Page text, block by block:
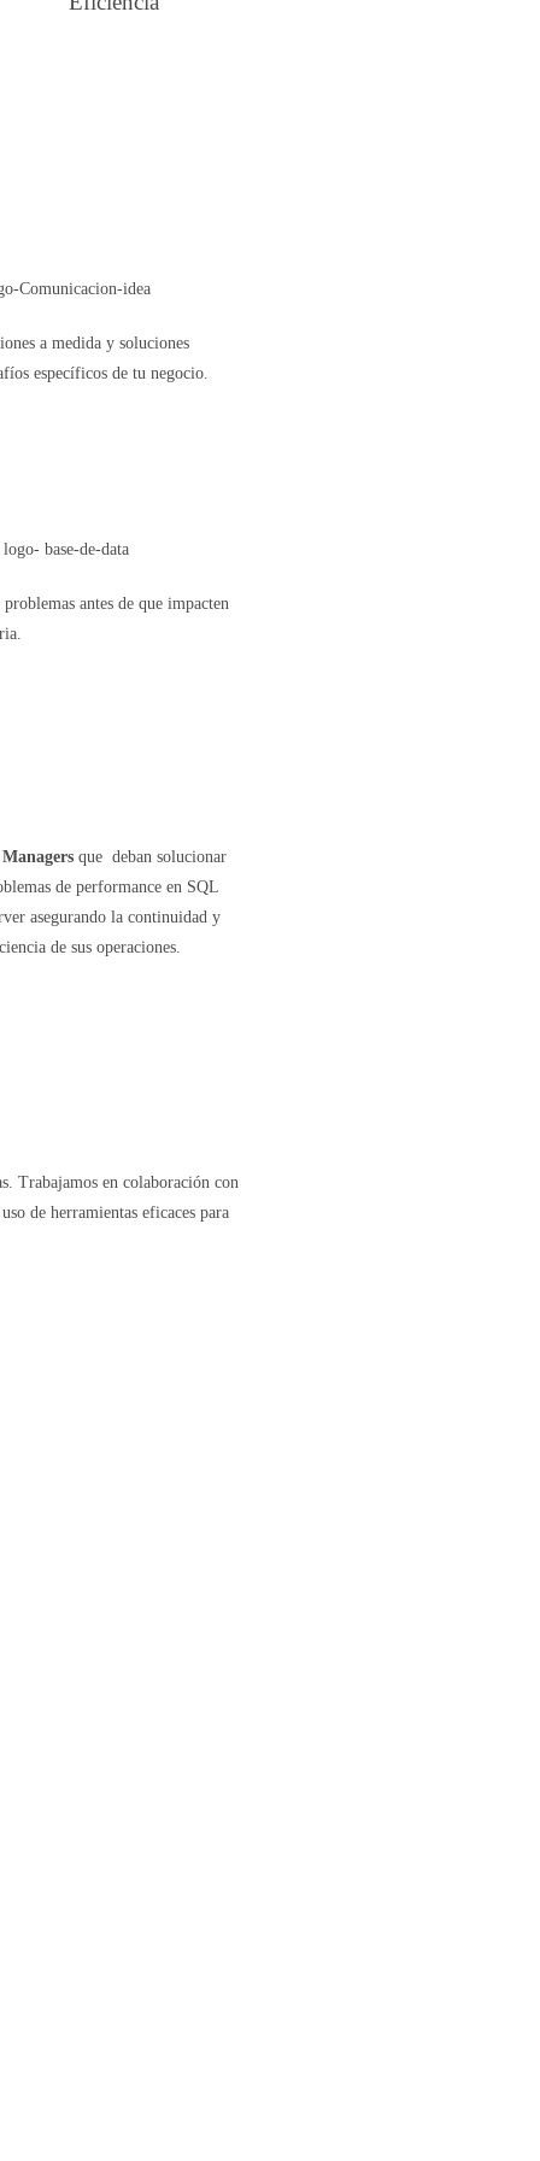
a medida y soluciones
específicos de tu negocio.
antes de que impacten
que deban solucionar
de performance en SQL
asegurando la continuidad y
de sus operaciones.
Trabajamos en colaboración con
de herramientas eficaces para